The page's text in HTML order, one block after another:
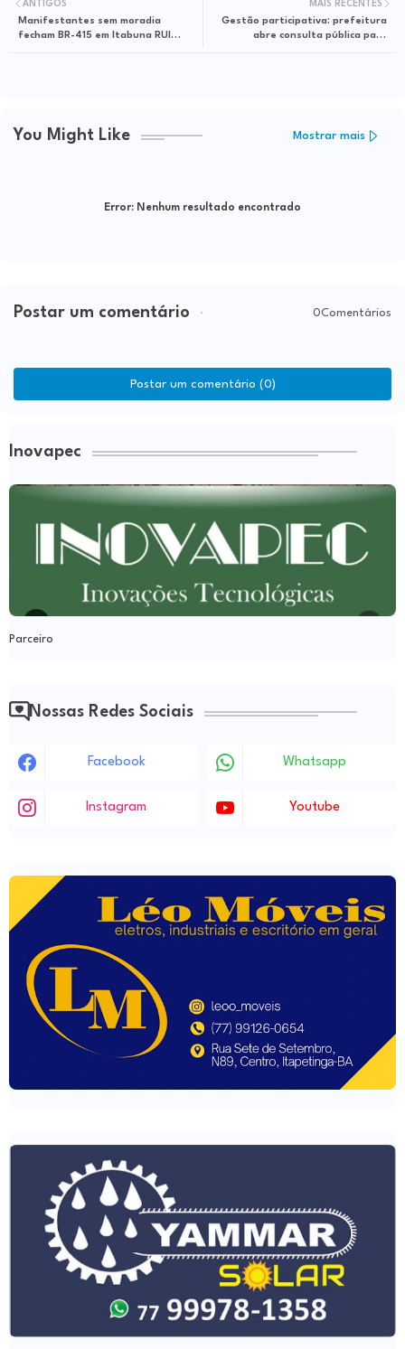
MAIS RECENTES
Gestão participativa: prefeitura
abre consulta pública para
ANTIGOS
Manifestantes sem moradia
fecham BR-415 em Itabuna RUI
You Might Like Mostrar mais
Error: Nenhum resultado encontrado
Postar um comentário 0Comentários
Postar um comentário (0)
Inovapec
Parceiro
Nossas Redes Sociais
Facebook Whatsapp
Instagram Youtube